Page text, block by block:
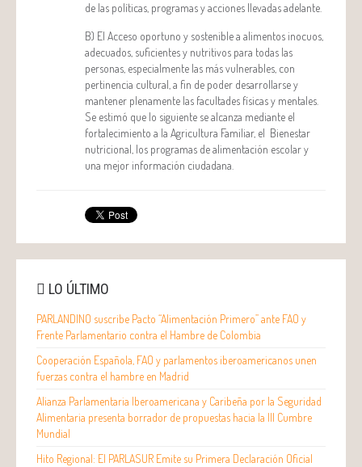
de las políticas, programas y acciones llevadas adelante.
B) El Acceso oportuno y sostenible a alimentos inocuos,
adecuados, suficientes y nutritivos para todas las
personas, especialmente las más vulnerables, con
pertinencia cultural, a fin de poder desarrollarse y
mantener plenamente las facultades físicas y mentales.
Se estimó que lo siguiente se alcanza mediante el
fortalecimiento a la Agricultura Familiar, el Bienestar
nutricional, los programas de alimentación escolar y
una mejor información ciudadana.
LO ÚLTIMO
PARLANDINO suscribe Pacto “Alimentación Primero” ante FAO y
Frente Parlamentario contra el Hambre de Colombia
Cooperación Española, FAO y parlamentos iberoamericanos unen
fuerzas contra el hambre en Madrid
Alianza Parlamentaria Iberoamericana y Caribeña por la Seguridad
Alimentaria presenta borrador de propuestas hacia la III Cumbre
Mundial
Hito Regional: El PARLASUR Emite su Primera Declaración Oficial